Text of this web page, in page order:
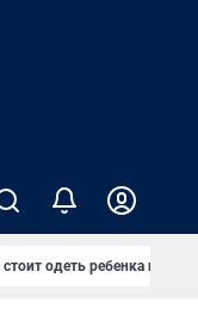
одеть ребенка на